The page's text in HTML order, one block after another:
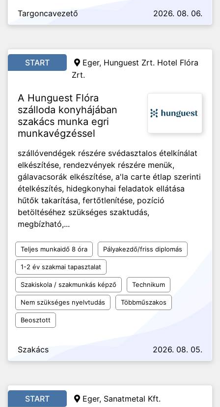
Targoncavezető
2026. 08. 06.
START
Eger, Hunguest Zrt. Hotel Flóra
Zrt.
A Hunguest Flóra
szálloda konyhájában
szakács munka egri
munkavégzéssel
szállóvendégek részére svédasztalos ételkínálat
elkészítése, rendezvények részére menük,
gálavacsorák elkészítése, a'la carte étlap szerinti
ételkészítés, hidegkonyhai feladatok ellátása
hűtők takarítása, fertőtlenítése, pozíció
betöltéséhez szükséges szaktudás,
megbízható,...
Teljes munkaidő 8 óra Pályakezdő/friss diplomás
1-2 év szakmai tapasztalat
Szakiskola / szakmunkás képző Technikum
Nem szükséges nyelvtudás Többműszakos
Beosztott
Szakács 2026. 08. 05.
START Eger, Sanatmetal Kft.